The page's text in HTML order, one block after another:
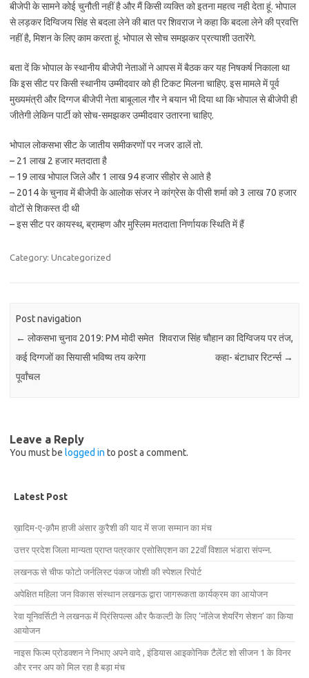
बीजेपी के सामने कोई चुनौती नहीं है और मैं किसी व्यक्ति को इतना महत्व नही देता हूं. भोपाल
से लड़कर दिग्विजय सिंह से बदला लेने की बात पर शिवराज ने कहा कि बदला लेने की प्रवत्ति
नहीं है, मिशन के लिए काम करता हूं. भोपाल से सोच समझकर प्रत्याशी उतारेंगे.
बता दें कि भोपाल के स्थानीय बीजेपी नेताओं ने आपस में बैठक कर यह निषकर्ष निकाला था
कि इस सीट पर किसी स्थानीय उम्मीदवार को ही टिकट मिलना चाहिए. इस मामले में पूर्व
मुख्यमंत्री और दिग्गज बीजेपी नेता बाबूलाल गौर ने बयान भी दिया था कि भोपाल से बीजेपी ही
जीतेगी लेकिन पार्टी को सोच-समझकर उम्मीदवार उतारना चाहिए.
भोपाल लोकसभा सीट के जातीय समीकरणों पर नजर डालें तो.
– 21 लाख 2 हजार मतदाता है
– 19 लाख भोपाल जिले और 1 लाख 94 हजार सीहोर से आते है
– 2014 के चुनाव में बीजेपी के आलोक संजर ने कांग्रेस के पीसी शर्मा को 3 लाख 70 हजार
वोटों से शिकस्त दी थी
– इस सीट पर कायस्थ, ब्राम्हण और मुस्लिम मतदाता निर्णायक स्थिति में हैं
Category: Uncategorized
Post navigation
← लोकसभा चुनाव 2019: PM मोदी समेत
कई दिग्गजों का सियासी भविष्य तय करेगा
पूर्वांचल
शिवराज सिंह चौहान का दिग्विजय पर तंज,
कहा- बंटाधार रिटर्न्स →
Leave a Reply
You must be logged in to post a comment.
Latest Post
ख़ादिम-ए-क़ौम हाजी अंसार कुरैशी की याद में सजा सम्मान का मंच
उत्तर प्रदेश जिला मान्यता प्राप्त पत्रकार एसोसिएशन का 22वाँ विशाल भंडारा संपन्न.
लखनऊ से चीफ फोटो जर्नलिस्ट पंकज जोशी की स्पेशल रिपोर्ट
अपेक्षित महिला जन विकास संस्थान लखनऊ द्वारा जागरूकता कार्यक्रम का आयोजन
रेवा यूनिवर्सिटी ने लखनऊ में प्रिंसिपल्स और फैकल्टी के लिए ‘नॉलेज शेयरिंग सेशन’ का किया
आयोजन
नाइस फिल्म प्रोडक्शन ने निभाए अपने वादे , इंडियास आइकोनिक टैलेंट शो सीजन 1 के विनर
और रनर अप को मिल रहा है बड़ा मंच